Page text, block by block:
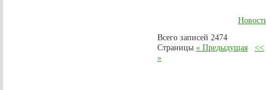
Всего записей 2474
Страницы « Предыдущая
<<
»